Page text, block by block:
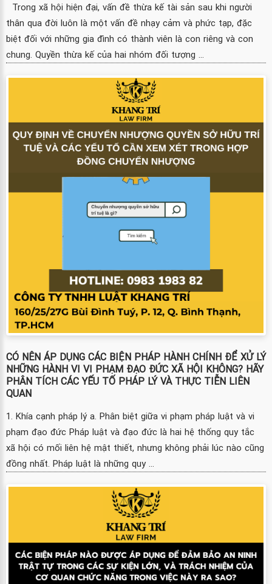
Trong xã hội hiện đại, vấn đề thừa kế tài sản sau khi người
thân qua đời luôn là một vấn đề nhạy cảm và phức tạp, đặc
biệt đối với những gia đình có thành viên là con riêng và con
chung. Quyền thừa kế của hai nhóm đối tượng ...
CÓ NÊN ÁP DỤNG CÁC BIỆN PHÁP HÀNH CHÍNH ĐỂ XỬ LÝ
NHỮNG HÀNH VI VI PHẠM ĐẠO ĐỨC XÃ HỘI KHÔNG? HÃY
PHÂN TÍCH CÁC YẾU TỐ PHÁP LÝ VÀ THỰC TIỄN LIÊN
QUAN
1. Khía cạnh pháp lý a. Phân biệt giữa vi phạm pháp luật và vi
phạm đạo đức Pháp luật và đạo đức là hai hệ thống quy tắc
xã hội có mối liên hệ mật thiết, nhưng không phải lúc nào cũng
đồng nhất. Pháp luật là những quy ...